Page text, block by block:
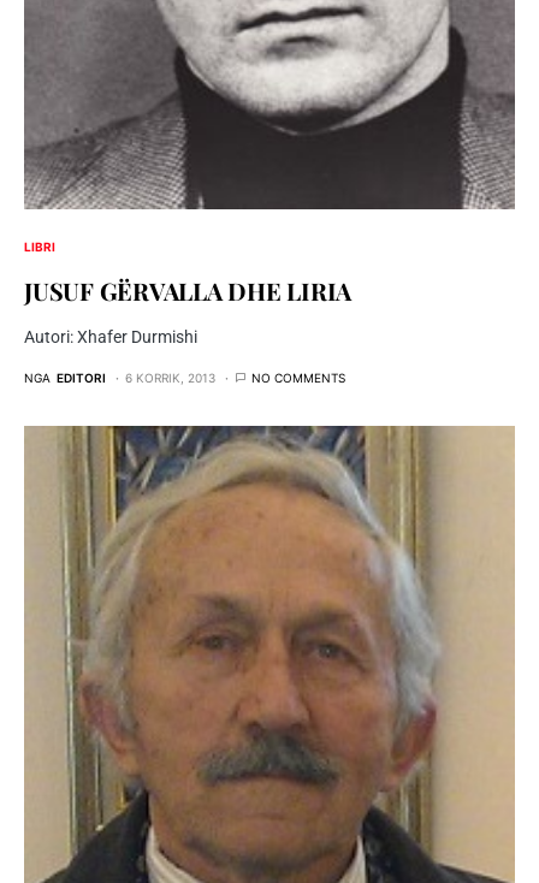
LIBRI
JUSUF GËRVALLA DHE LIRIA
Autori: Xhafer Durmishi
NGA EDITORI 6 KORRIK, 2013 NO COMMENTS